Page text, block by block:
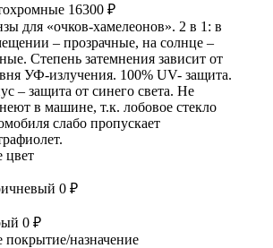
16300 ₽
для «очков-хамелеонов». 2 в 1: в
– прозрачные, на солнце –
Степень затемнения зависит от
УФ-излучения. 100% UV- защита.
– защита от синего света. Не
в машине, т.к. лобовое стекло
слабо пропускает
цвет
0 ₽
0 ₽
покрытие/назначение